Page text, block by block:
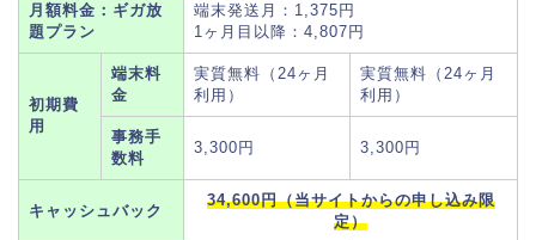
月額料金：ギガ放
題プラン
端末発送月：1,375円
1ヶ月目以降：4,807円
初期費
用
端末料
金
実質無料（24ヶ月
利用）
実質無料（24ヶ月
利用）
事務手
数料
3,300円 3,300円
キャッシュバック
34,600円（当サイトからの申し込み限
定）